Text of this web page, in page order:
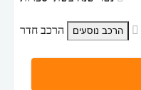
הרכב חדר